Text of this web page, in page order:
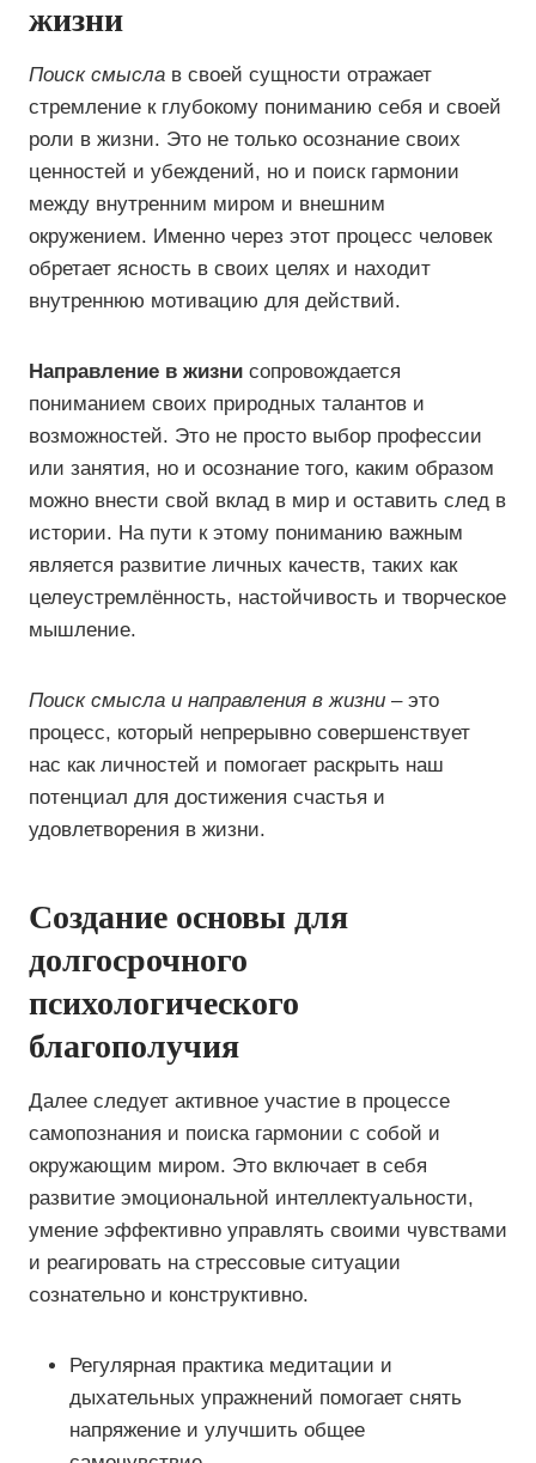
жизни
Поиск смысла в своей сущности отражает
стремление к глубокому пониманию себя и своей
роли в жизни. Это не только осознание своих
ценностей и убеждений, но и поиск гармонии
между внутренним миром и внешним
окружением. Именно через этот процесс человек
обретает ясность в своих целях и находит
внутреннюю мотивацию для действий.
Направление в жизни сопровождается
пониманием своих природных талантов и
возможностей. Это не просто выбор профессии
или занятия, но и осознание того, каким образом
можно внести свой вклад в мир и оставить след в
истории. На пути к этому пониманию важным
является развитие личных качеств, таких как
целеустремлённость, настойчивость и творческое
мышление.
Поиск смысла и направления в жизни – это
процесс, который непрерывно совершенствует
нас как личностей и помогает раскрыть наш
потенциал для достижения счастья и
удовлетворения в жизни.
Создание основы для
долгосрочного
психологического
благополучия
Далее следует активное участие в процессе
самопознания и поиска гармонии с собой и
окружающим миром. Это включает в себя
развитие эмоциональной интеллектуальности,
умение эффективно управлять своими чувствами
и реагировать на стрессовые ситуации
сознательно и конструктивно.
Регулярная практика медитации и
дыхательных упражнений помогает снять
напряжение и улучшить общее